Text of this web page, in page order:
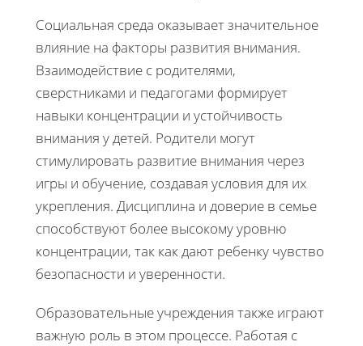
Социальная среда оказывает значительное
влияние на факторы развития внимания.
Взаимодействие с родителями,
сверстниками и педагогами формирует
навыки концентрации и устойчивость
внимания у детей. Родители могут
стимулировать развитие внимания через
игры и обучение, создавая условия для их
укрепления. Дисциплина и доверие в семье
способствуют более высокому уровню
концентрации, так как дают ребенку чувство
безопасности и уверенности.
Образовательные учреждения также играют
важную роль в этом процессе. Работая с